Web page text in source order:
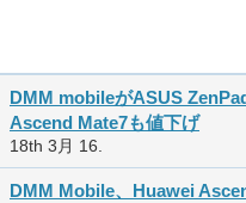
DMM mobileがASUS
Ascend Mate7も値下げ
18th 3月 16.
DMM Mobile、Huawei